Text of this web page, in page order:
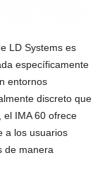
LD Systems es
específicamente
entornos
discreto que
IMA 60 ofrece
a los usuarios
de manera